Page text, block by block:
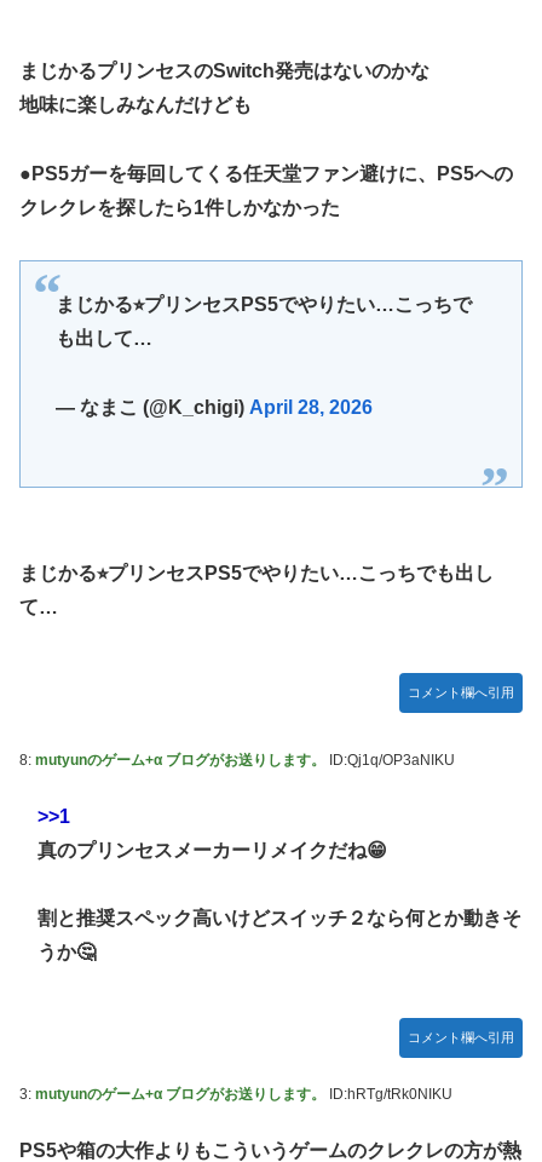
まじかるプリンセスのSwitch発売はないのかな
地味に楽しみなんだけども
●PS5ガーを毎回してくる任天堂ファン避けに、PS5への
クレクレを探したら1件しかなかった
まじかる⭐︎プリンセスPS5でやりたい…こっちで
も出して…
— なまこ (@K_chigi) April 28, 2026
まじかる⭐︎プリンセスPS5でやりたい…こっちでも出し
て…
コメント欄へ引用
8: mutyunのゲーム+α ブログがお送りします。 ID:Qj1q/OP3aNIKU
>>1
真のプリンセスメーカーリメイクだね😁
割と推奨スペック高いけどスイッチ２なら何とか動きそ
うか🤔
コメント欄へ引用
3: mutyunのゲーム+α ブログがお送りします。 ID:hRTg/tRk0NIKU
PS5や箱の大作よりもこういうゲームのクレクレの方が熱